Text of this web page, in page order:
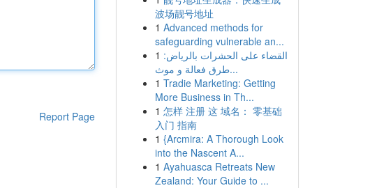
Report Page
波场靓号地址
1 Advanced methods for
safeguarding vulnerable an...
1 القضاء على الحشرات بالرياض:
طرق فعالة و موث...
1 Tradie Marketing: Getting
More Business in Th...
1 怎样 注册 这 域名： 零基础
入门 指南
1 {Arcmira: A Thorough Look
into the Nascent A...
1 Ayahuasca Retreats New
Zealand: Your Guide to ...